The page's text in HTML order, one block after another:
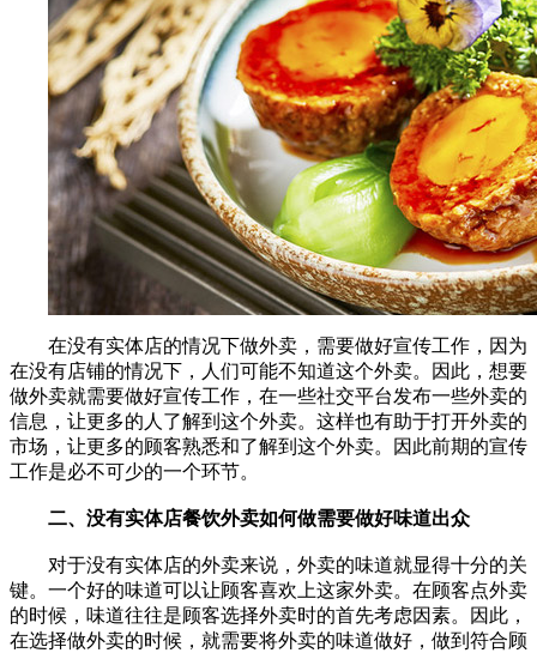
在没有实体店的情况下做外卖，需要做好宣传工作，因为
在没有店铺的情况下，人们可能不知道这个外卖。因此，想要
做外卖就需要做好宣传工作，在一些社交平台发布一些外卖的
信息，让更多的人了解到这个外卖。这样也有助于打开外卖的
市场，让更多的顾客熟悉和了解到这个外卖。因此前期的宣传
工作是必不可少的一个环节。
二、没有实体店餐饮外卖如何做需要做好味道出众
对于没有实体店的外卖来说，外卖的味道就显得十分的关
键。一个好的味道可以让顾客喜欢上这家外卖。在顾客点外卖
的时候，味道往往是顾客选择外卖时的首先考虑因素。因此，
在选择做外卖的时候，就需要将外卖的味道做好，做到符合顾